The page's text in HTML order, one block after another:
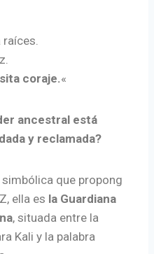
raíces.
coraje.«
ancestral está
y reclamada?
que propong
ella es la Guardiana
, situada entre la
Kali y la palabra